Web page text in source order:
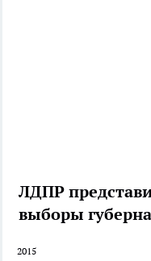
ЛДПР
выборы
2015